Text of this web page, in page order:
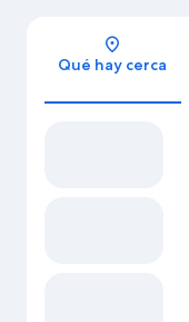
Qué hay cerca